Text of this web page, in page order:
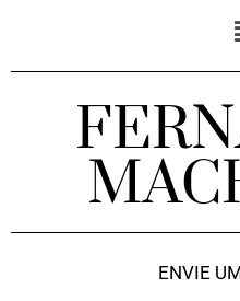
ENVIE